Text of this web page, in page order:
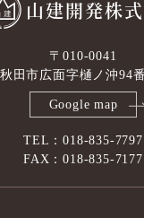
山建開発株
〒010-0041
秋田市広面字樋ノ沖94
Google map
TEL：018-835-7797
FAX：018-835-7177